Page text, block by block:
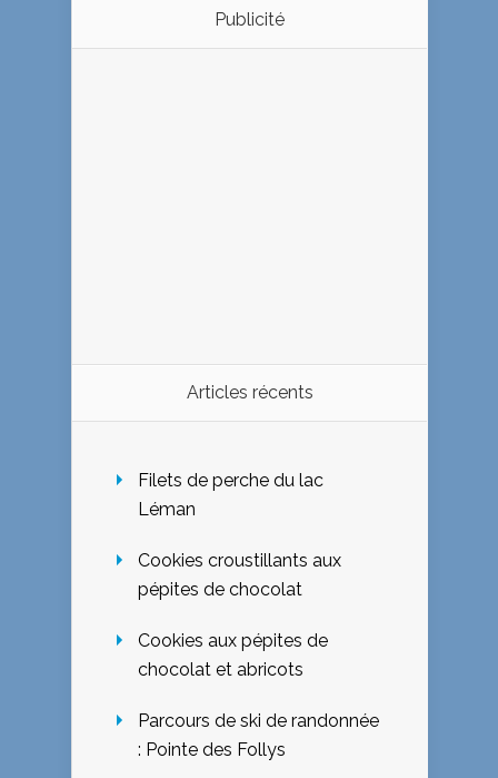
Publicité
Articles récents
Filets de perche du lac
Léman
Cookies croustillants aux
pépites de chocolat
Cookies aux pépites de
chocolat et abricots
Parcours de ski de randonnée
: Pointe des Follys